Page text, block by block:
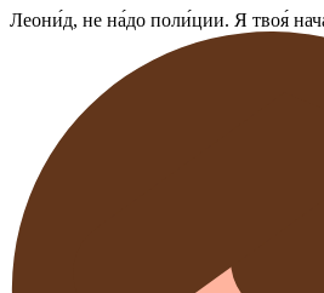
Леони́д, не на́до поли́ции. Я твоя́